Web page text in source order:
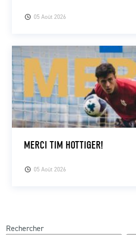
05 Août 2026
05 Août 2026
MERCI TIM HOTTIGER!
Rechercher